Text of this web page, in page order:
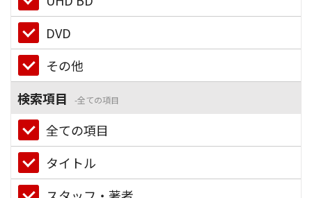
DVD
その他
検索項目
全ての項目
全ての項目
タイトル